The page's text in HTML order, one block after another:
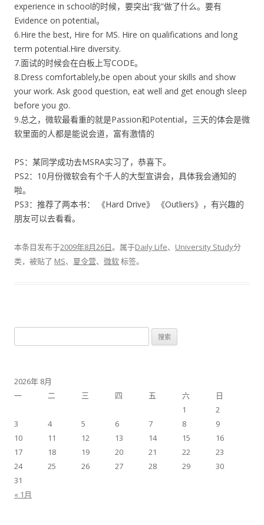
experience in school的时候，要突出“我”做了什么。要有
Evidence on potential。
6.Hire the best, Hire for MS. Hire on qualifications and long
term potential.Hire diversity.
7.面试的时候会在白板上写CODE。
8.Dress comfortablely,be open about your skills and show
your work. Ask good question, eat well and get enough sleep
before you go.
9.总之，微软最看重的就是Passion和Potential，三天的体会是微
软里面的人都是能说会道，富有激情的
PS：某同学成功去MSRA实习了，恭喜下。
PS2：10月份微软会有个千人的大型宣讲会，具体我会通知的
啦。
PS3：推荐了两本书： 《Hard Drive》 《Outliers》，有兴趣的
朋友可以去看看。
本条目发布于2009年8月26日。属于Daily Life、 University Study分
类，被贴了 MS、 夏令营、 微软标签。
索：
2026年 8月
一
二 三 四 五 六
日
1
2
3
4 5 6 7 8
9
10
11 12 13 14 15
16
17
18 19 20 21 22
23
24
25 26 27 28 29
30
31
« 1月